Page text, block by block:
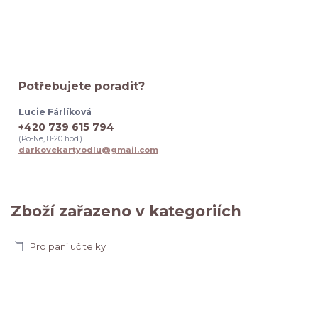
Zboží zařazeno v kategoriích
Pro paní učitelky
Potřebujete poradit?
Lucie Fárlíková
+420 739 615 794
(Po-Ne, 8-20 hod.)
darkovekartyodlu@gmail.com